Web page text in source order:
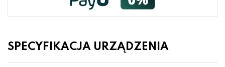
SPECYFIKACJA URZĄDZENIA